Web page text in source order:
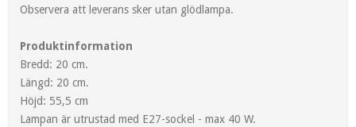
Observera att leverans sker utan glödlampa.
Produktinformation
Bredd: 20 cm.
Längd: 20 cm.
Höjd: 55,5 cm
Lampan är utrustad med E27-sockel - max 40 W.